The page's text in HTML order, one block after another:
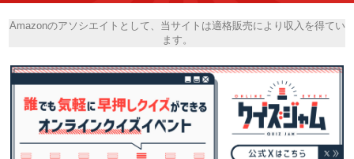
Amazonのアソシエイトとして、当サイトは適格販売により収入を得てい
ます。